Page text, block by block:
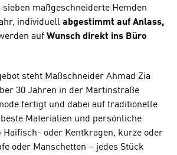
sieben maßgeschneiderte Hemden
individuell abgestimmt auf Anlass,
auf Wunsch direkt ins Büro
steht Maßschneider Ahmad Zia
30 Jahren in der Martinstraße
fertigt und dabei auf traditionelle
Materialien und persönliche
Haifisch- oder Kentkragen, kurze oder
oder Manschetten – jedes Stück